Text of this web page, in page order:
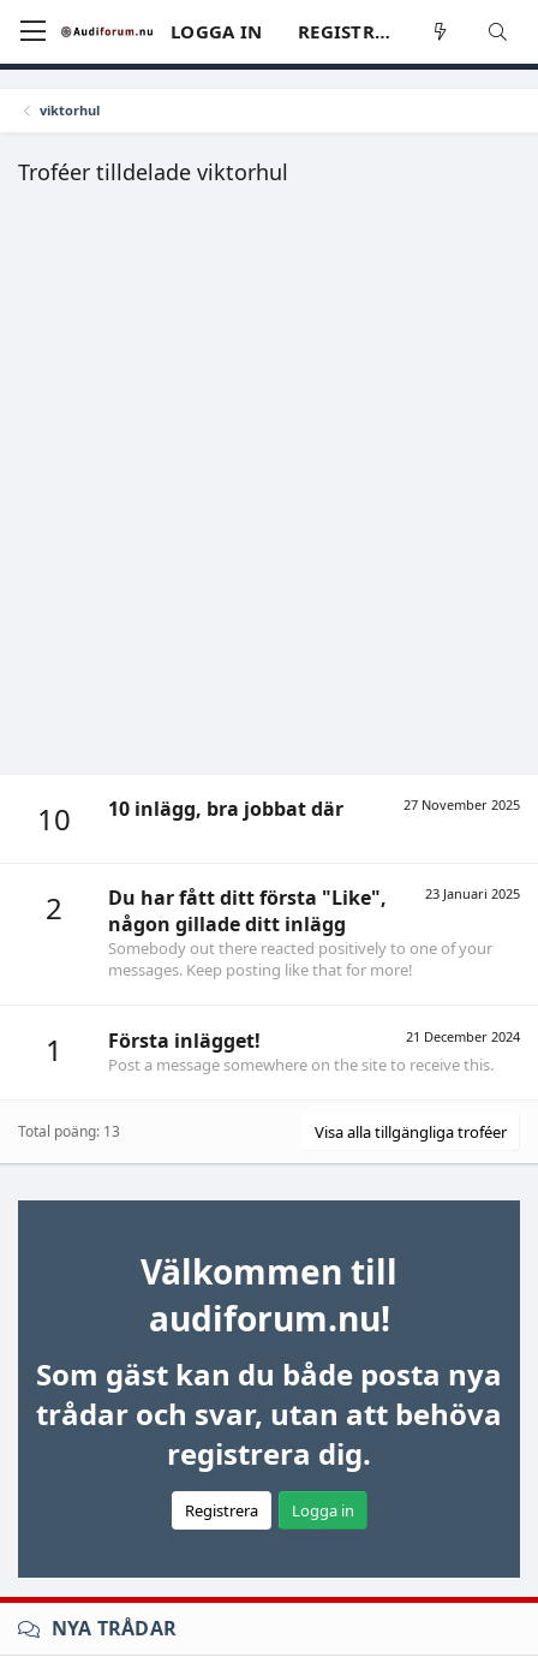
LOGGA IN REGISTRERA
viktorhul
Troféer tilldelade viktorhul
10 27 November 2025
10 inlägg, bra jobbat där
2 23 Januari 2025
Du har fått ditt första "Like",
någon gillade ditt inlägg
Somebody out there reacted positively to one of your
messages. Keep posting like that for more!
1 21 December 2024
Första inlägget!
Post a message somewhere on the site to receive this.
Total poäng: 13 Visa alla tillgängliga troféer
Välkommen till
audiforum.nu!
Som gäst kan du både posta nya
trådar och svar, utan att behöva
registrera dig.
Registrera Logga in
NYA TRÅDAR